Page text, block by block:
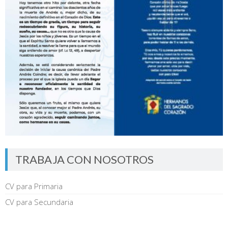
TRABAJA CON NOSOTROS
CV para Primaria
CV para Secundaria